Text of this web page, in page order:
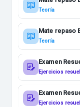
Teoría
Mate repaso
Teoría
Examen
Ejercicios
Examen
Ejercicios